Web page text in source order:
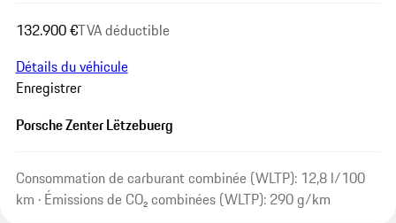
132.900 €TVA déductible
Détails du véhicule
Enregistrer
Porsche Zenter Lëtzebuerg
Consommation de carburant combinée (WLTP): 12,8 l/100
km · Émissions de CO₂ combinées (WLTP): 290 g/km